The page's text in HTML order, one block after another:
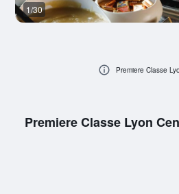
Premiere Classe Lyon
1/30